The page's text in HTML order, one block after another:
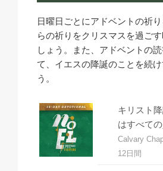
日曜日ごとにアドベントの祈
らの祈りをクリスマスを過ご
しょう。また、アドベントの
て、イエスの降誕のことを続
う。
キリスト
はすべて
Calvary
12日間